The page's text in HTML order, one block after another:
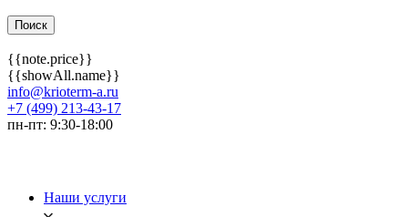
{{note.price}}
{{showAll.name}}
info@krioterm-a.ru
+7 (499) 213-43-17
пн-пт: 9:30-18:00
Наши услуги